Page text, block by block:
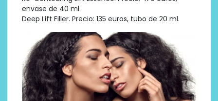
envase de 40 ml.
Deep Lift Filler. Precio: 135 euros, tubo de 20 ml.